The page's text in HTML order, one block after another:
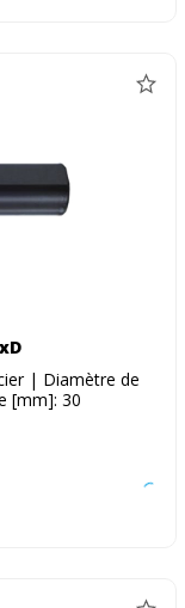
| Diamètre de
[mm]: 30